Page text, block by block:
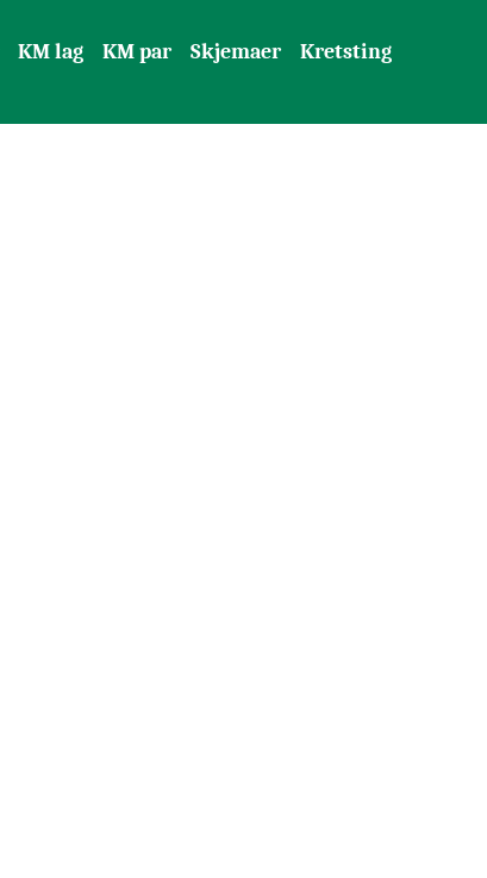
KM lag KM par Skjemaer Kretsting